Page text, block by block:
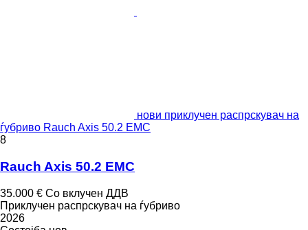
нови приклучен распрскувач на
ѓубриво Rauch Axis 50.2 EMC
8
Rauch Axis 50.2 EMC
35.000 € Со вклучен ДДВ
Приклучен распрскувач на ѓубриво
2026